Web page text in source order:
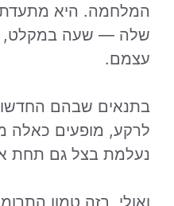
המלחמה. היא מתעדת
שלה — שעה במקלט,
עצמם.
בתנאים שבהם
לרקע, מופעים כאלה
נעלמת בצל גם תחת
ואולי, בזה טמון